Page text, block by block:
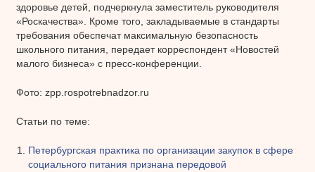
здоровье детей, подчеркнула заместитель руководителя
«Роскачества». Кроме того, закладываемые в стандарты
требования обеспечат максимальную безопасность
школьного питания, передает корреспондент «Новостей
малого бизнеса» с пресс-конференции.
Фото: zpp.rospotrebnadzor.ru
Статьи по теме:
Петербургская практика по организации закупок в сфере
социального питания признана передовой